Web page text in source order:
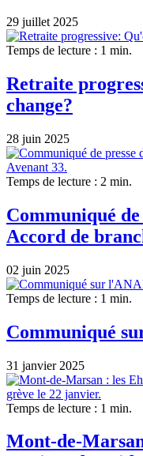
29 juillet 2025
Temps de lecture : 1 min.
Retraite
change?
28 juin 2025
Temps de lecture : 2 min.
Communiqué
Accord de
02 juin 2025
Temps de lecture : 1 min.
Communiqué
31 janvier 2025
Temps de lecture : 1 min.
Mont-de-